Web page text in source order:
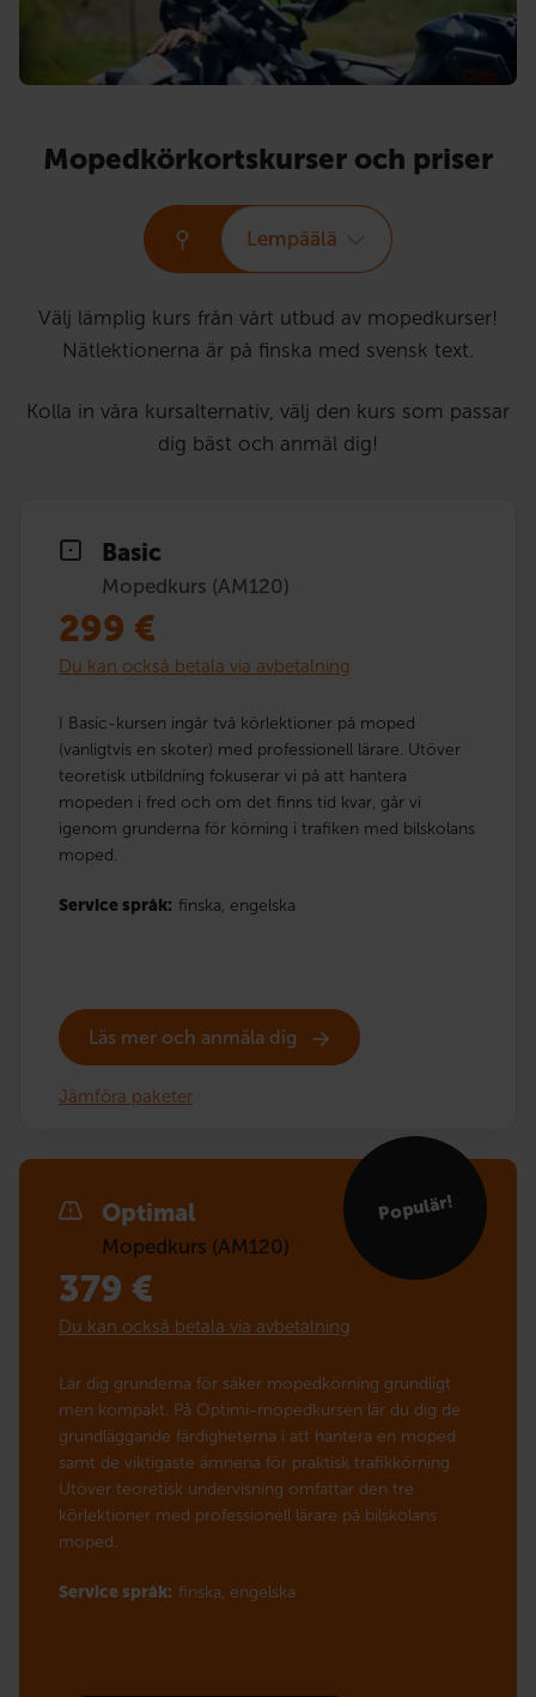
Mopedkörkortskurser och priser
Lempäälä
Välj lämplig kurs från vårt utbud av mopedkurser!
Nätlektionerna är på finska med svensk text.
Kolla in våra kursalternativ, välj den kurs som passar
dig bäst och anmäl dig!
Basic
Mopedkurs (AM120)
299 €
Du kan också betala via avbetalning
I Basic-kursen ingår två körlektioner på moped
(vanligtvis en skoter) med professionell lärare. Utöver
teoretisk utbildning fokuserar vi på att hantera
mopeden i fred och om det finns tid kvar, går vi
igenom grunderna för körning i trafiken med bilskolans
moped.
Service språk: finska, engelska
Läs mer och anmäla dig
Jämföra paketer
Optimal
Mopedkurs (AM120)
Populär!
379 €
Du kan också betala via avbetalning
Lär dig grunderna för säker mopedkörning grundligt
men kompakt. På Optimi-mopedkursen lär du dig de
grundläggande färdigheterna i att hantera en moped
samt de viktigaste ämnena för praktisk trafikkörning.
Utöver teoretisk undervisning omfattar den tre
körlektioner med professionell lärare på bilskolans
moped.
Service språk: finska, engelska